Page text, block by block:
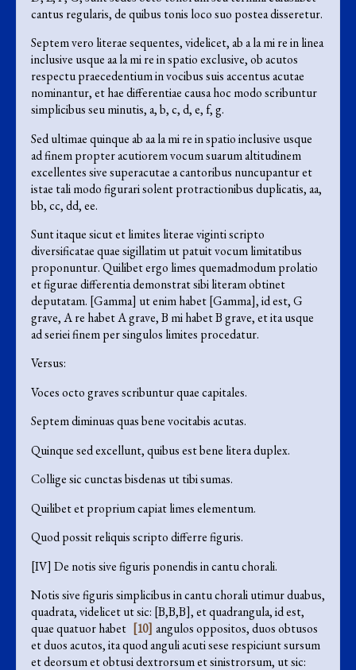
cantus regularis, de quibus tonis loco suo postea disseretur.
Septem vero literae sequentes, videlicet, ab a la mi re in linea
inclusive usque aa la mi re in spatio exclusive, ob acutos
respectu praecedentium in vocibus suis accentus acutae
nominantur, et hae differentiae causa hoc modo scribuntur
simplicibus seu minutis, a, b, c, d, e, f, g.
Sed ultimae quinque ab aa la mi re in spatio inclusive usque
ad finem propter acutiorem vocum suarum altitudinem
excellentes sive superacutae a cantoribus nuncupantur et
istae tali modo figurari solent protractionibus duplicatis, aa,
bb, cc, dd, ee.
Sunt itaque sicut et limites literae viginti scripto
diversificatae quae sigillatim ut patuit vocum limitatibus
proponuntur. Quilibet ergo limes quemadmodum prolatio
et figurae differentia demonstrat sibi literam obtinet
deputatam. [Gamma] ut enim habet [Gamma], id est, G
grave, A re habet A grave, B mi habet B grave, et ita usque
ad seriei finem per singulos limites procedatur.
Versus:
Voces octo graves scribuntur quae capitales.
Septem diminuas quas bene vocitabis acutas.
Quinque sed excellunt, quibus est bene litera duplex.
Collige sic cunctas bisdenas ut tibi sumas.
Quilibet et proprium capiat limes elementum.
Quod possit reliquis scripto differre figuris.
[IV] De notis sive figuris ponendis in cantu chorali.
Notis sive figuris simplicibus in cantu chorali utimur duabus,
quadrata, videlicet ut sic: [B,B,B], et quadrangula, id est,
quae quatuor habet [10] angulos oppositos, duos obtusos
et duos acutos, ita quod anguli acuti sese respiciunt sursum
et deorsum et obtusi dextrorsum et sinistrorsum, ut sic: